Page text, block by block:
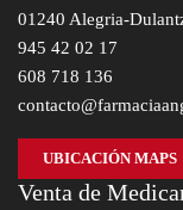
01240 Alegria-
945 42 02 17
608 718 136
UBICACIÓN MAPS
Venta de